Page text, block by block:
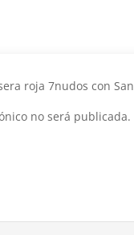
roja 7nudos con
no será publicada.